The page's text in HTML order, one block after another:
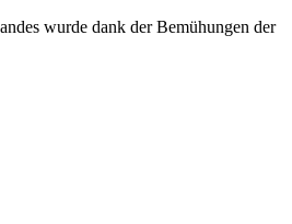
wurde dank der Bemühungen der